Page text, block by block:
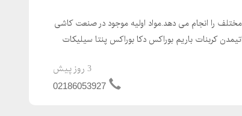
مختلف را انجام می دهد.مواد اولیه موجود در صنعت کاشی
کربنات باریم بوراکس دکا بوراکس پنتا سیلیکات
3 روز پیش
02186053927